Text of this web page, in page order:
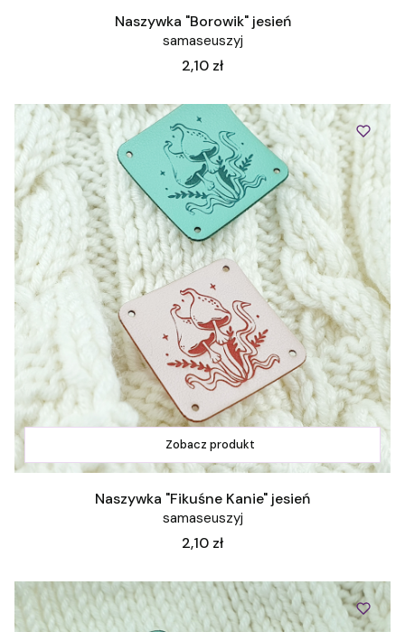
Naszywka "Borowik" jesień
samaseuszyj
Cena
2,10 zł
Zobacz produkt
Naszywka "Fikuśne Kanie" jesień
samaseuszyj
Cena
2,10 zł